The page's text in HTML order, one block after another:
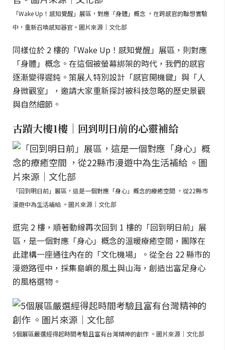
「Wake Up！感知覺醒」展區，對應「身體」概念 ，在跨感官的聯想實驗
中，重新召喚感知器官。圖片來源｜文化部
同樣位於 2 樓的「Wake Up！感知覺醒」展區，則對應
「身體」概念。在這個被螢幕綁架的時代，我們的感官
逐漸變得遲鈍。策展人特別設計「感官開機鍵」與「人
身微觀室」，邀請大家重新探討被科技忽略的歷史景觀
與自然細節。
古蹟大樓1樓｜回到明日前的心靈補給
「回到明日前」展區，這是一個對應「身心」概念的療癒空間 ，從22縣市
漫遊中為生活補給 。圖片來源｜文化部
逛完 2 樓，順著動線再次回到 1 樓的「回到明日前」展
區，是一個對應「身心」概念的溫暖療癒空間，團隊在
此建構一座通往內在的「文化機場」。從全台 22 縣市的
漫遊路徑中，採集島嶼的風土與山海，創造出富足身心
的風格選物。
5個展區嚴選經得起時間考驗且富有台灣精神的創作 。圖片來源｜文化部